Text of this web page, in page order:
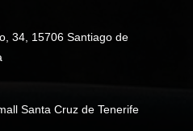
34, 15706 Santiago de
Santa Cruz de Tenerife